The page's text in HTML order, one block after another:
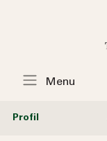
Menu
Profil